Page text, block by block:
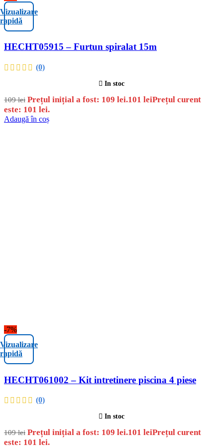
Vizualizare
rapidă
HECHT05915 – Furtun spiralat 15m
(0)
In stoc
109lei Prețul inițial a fost: 109 lei.101 leiPrețul curent
este: 101 lei.
Adaugă în coș
-7%
Vizualizare
rapidă
HECHT061002 – Kit intretinere piscina 4 piese
(0)
In stoc
109lei Prețul inițial a fost: 109 lei.101 leiPrețul curent
este: 101 lei.